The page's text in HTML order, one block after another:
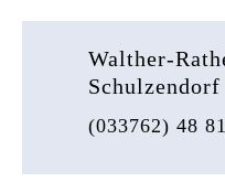
Walther-
Schulzendorf
(033762) 48